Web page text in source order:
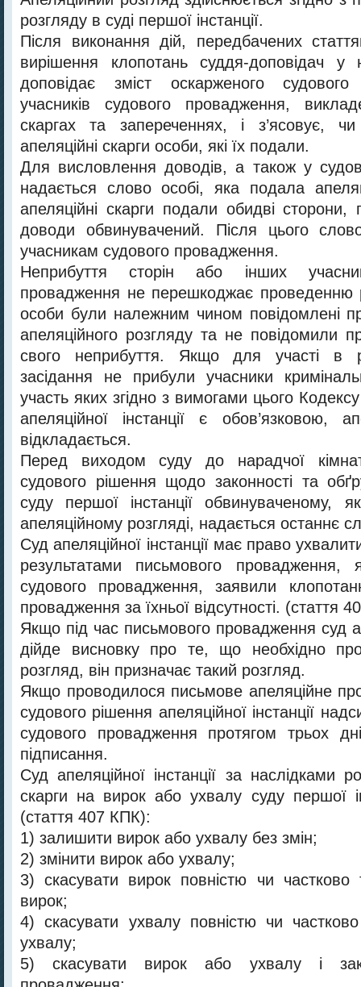
розгляду в суді першої інстанції.
Після виконання дій, передбачених
вирішення клопотань суддя-доповідач у
доповідає зміст оскарженого
учасників судового провадження,
скаргах та запереченнях, і з’ясовує,
апеляційні скарги особи, які їх подали.
Для висловлення доводів, а також у
надається слово особі, яка подала
апеляційні скарги подали обидві
доводи обвинувачений. Після цього
учасникам судового провадження.
Неприбуття сторін або інших
провадження не перешкоджає проведенню
особи були належним чином повідомлені
апеляційного розгляду та не повідомили
свого неприбуття. Якщо для участі в
засідання не прибули учасники
участь яких згідно з вимогами цього
апеляційної інстанції є обов’язковою,
відкладається.
Перед виходом суду до нарадчої
судового рішення щодо законності та
суду першої інстанції обвинуваченому,
апеляційному розгляді, надається останнє
Суд апеляційної інстанції має право
результатами письмового провадження,
судового провадження, заявили
провадження за їхньої відсутності. (стаття
Якщо під час письмового провадження суд
дійде висновку про те, що необхідно
розгляд, він призначає такий розгляд.
Якщо проводилося письмове апеляційне
судового рішення апеляційної інстанції
судового провадження протягом трьох
підписання.
Суд апеляційної інстанції за наслідками
скарги на вирок або ухвалу суду першої
(стаття 407 КПК):
1) залишити вирок або ухвалу без змін;
2) змінити вирок або ухвалу;
3) скасувати вирок повністю чи
вирок;
4) скасувати ухвалу повністю чи
ухвалу;
5) скасувати вирок або ухвалу і